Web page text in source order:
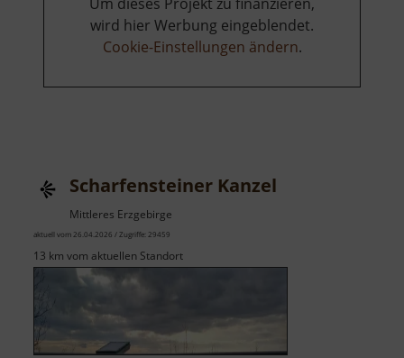
wird hier Werbung eingeblendet.
Cookie-Einstellungen ändern.
Scharfensteiner Kanzel
Mittleres Erzgebirge
aktuell vom 26.04.2026 / Zugriffe: 29459
13 km vom aktuellen Standort